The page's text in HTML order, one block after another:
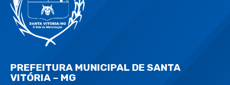
PREFEITURA MUNICIPAL DE SANTA
VITÓRIA – MG